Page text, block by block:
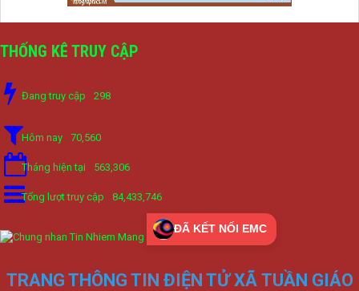
THỐNG KÊ TRUY CẬP
Đang truy cập 298
Hôm nay 70,560
Tháng hiện tại 563,306
Tổng lượt truy cập 84,433,746
ĐÃ KẾT NỐI EMC
TRANG THÔNG TIN ĐIỆN TỬ XÃ TUẦN GIÁO